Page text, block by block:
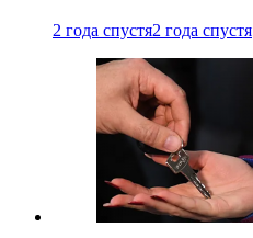
2 года спустя2 года спустя